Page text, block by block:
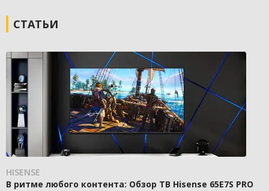
СТАТЬИ
HISENSE
В ритме любого контента: Обзор ТВ Hisense 65E7S PRO